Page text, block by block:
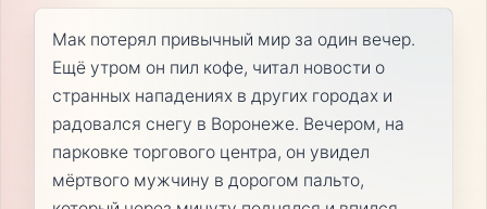
Мак потерял привычный мир за один вечер.
Ещё утром он пил кофе, читал новости о
странных нападениях в других городах и
радовался снегу в Воронеже. Вечером, на
парковке торгового центра, он увидел
мёртвого мужчину в дорогом пальто,